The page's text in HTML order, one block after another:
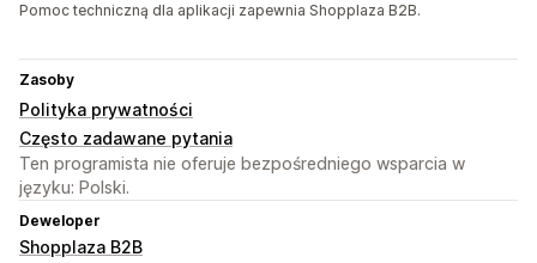
Pomoc techniczną dla aplikacji zapewnia Shopplaza B2B.
Zasoby
Polityka prywatności
Często zadawane pytania
Ten programista nie oferuje bezpośredniego wsparcia w
języku: Polski.
Deweloper
Shopplaza B2B